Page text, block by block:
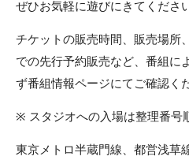
ぜひお気軽に遊びにきてくださ
チケットの販売時間、販売場所
での先行予約販売など、番組に
ず番組情報ページにてご確認く
※ スタジオへの入場は整理番号
東京メトロ半蔵門線、都営浅草